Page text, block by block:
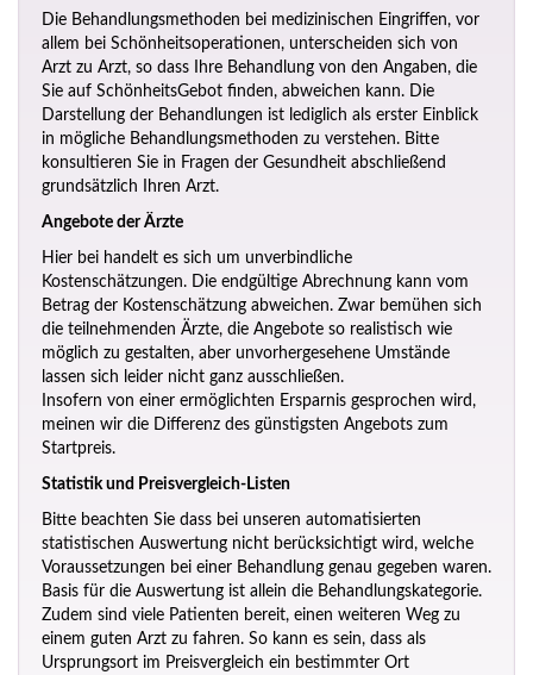
Die Behandlungsmethoden bei medizinischen Eingriffen, vor
allem bei Schönheitsoperationen, unterscheiden sich von
Arzt zu Arzt, so dass Ihre Behandlung von den Angaben, die
Sie auf SchönheitsGebot finden, abweichen kann. Die
Darstellung der Behandlungen ist lediglich als erster Einblick
in mögliche Behandlungsmethoden zu verstehen. Bitte
konsultieren Sie in Fragen der Gesundheit abschließend
grundsätzlich Ihren Arzt.
Angebote der Ärzte
Hier bei handelt es sich um unverbindliche
Kostenschätzungen. Die endgültige Abrechnung kann vom
Betrag der Kostenschätzung abweichen. Zwar bemühen sich
die teilnehmenden Ärzte, die Angebote so realistisch wie
möglich zu gestalten, aber unvorhergesehene Umstände
lassen sich leider nicht ganz ausschließen.
Insofern von einer ermöglichten Ersparnis gesprochen wird,
meinen wir die Differenz des günstigsten Angebots zum
Startpreis.
Statistik und Preisvergleich-Listen
Bitte beachten Sie dass bei unseren automatisierten
statistischen Auswertung nicht berücksichtigt wird, welche
Voraussetzungen bei einer Behandlung genau gegeben waren.
Basis für die Auswertung ist allein die Behandlungskategorie.
Zudem sind viele Patienten bereit, einen weiteren Weg zu
einem guten Arzt zu fahren. So kann es sein, dass als
Ursprungsort im Preisvergleich ein bestimmter Ort